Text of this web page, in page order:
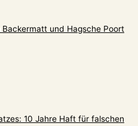
und Hagsche Poort
10 Jahre Haft für falschen